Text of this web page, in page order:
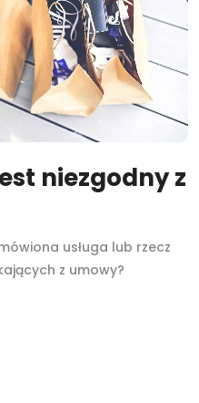
niezgodny z
usługa lub rzecz
z umowy?